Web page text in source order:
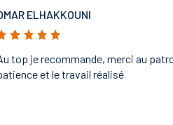
5
service, soigné et de qualité